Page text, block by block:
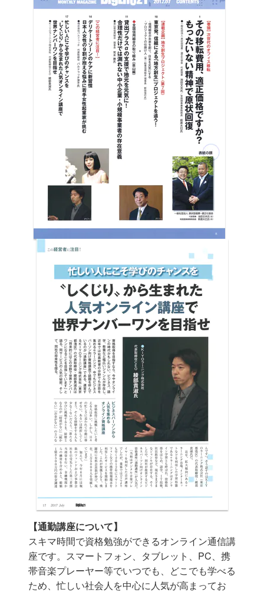
【通勤講座について】
スキマ時間で資格勉強ができるオンライン通信講
座です。スマートフォン、タブレット、PC、携
帯音楽プレーヤー等でいつでも、どこでも学べる
ため、忙しい社会人を中心に人気が高まってお